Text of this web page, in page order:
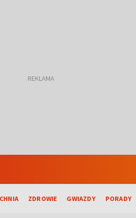
ZDROWIE GWIAZDY PORADY